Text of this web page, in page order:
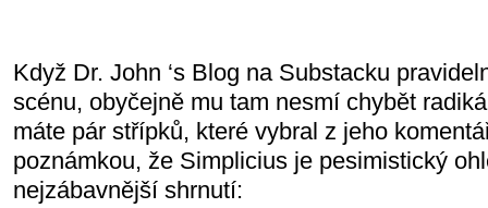
Když Dr. John ‘s Blog na Substacku
scénu, obyčejně mu tam nesmí chybět
máte pár střípků, které vybral z jeho
poznámkou, že Simplicius je pesimistický
nejzábavnější shrnutí: